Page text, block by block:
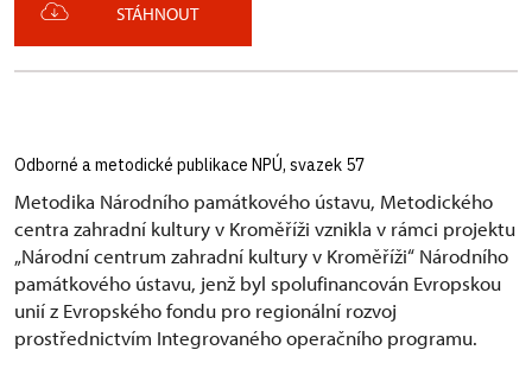
STÁHNOUT
Odborné a metodické publikace NPÚ, svazek 57
Metodika Národního památkového ústavu, Metodického
centra zahradní kultury v Kroměříži vznikla v rámci projektu
„Národní centrum zahradní kultury v Kroměříži“ Národního
památkového ústavu, jenž byl spolufinancován Evropskou
unií z Evropského fondu pro regionální rozvoj
prostřednictvím Integrovaného operačního programu.